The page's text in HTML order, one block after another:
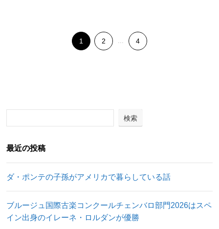
1 2 ... 4
検索
最近の投稿
ダ・ポンテの子孫がアメリカで暮らしている話
ブルージュ国際古楽コンクールチェンバロ部門2026はスペ
イン出身のイレーネ・ロルダンが優勝